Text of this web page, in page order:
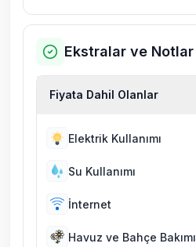
Ekstralar ve Notlar
Fiyata Dahil Olanlar
Elektrik Kullanımı
Su Kullanımı
İnternet
Havuz ve Bahçe Bakımı